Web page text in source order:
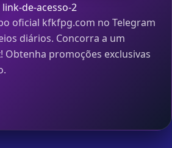
de-acesso-2
oficial kfkfpg.com no Telegram
diários. Concorra a um
Obtenha promoções exclusivas